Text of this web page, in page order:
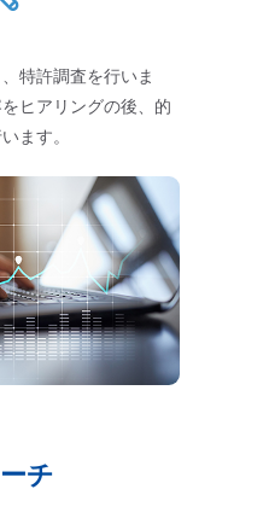
特許調査を行いま
ヒアリングの後、的
ます。
チ